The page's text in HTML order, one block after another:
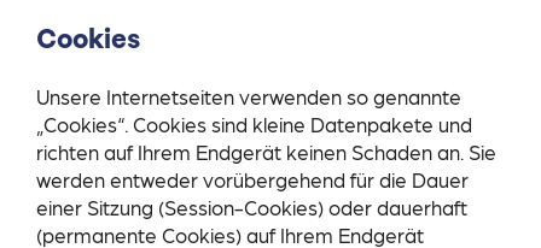
Cookies
Unsere Internetseiten verwenden so genannte
„Cookies“. Cookies sind kleine Datenpakete und
richten auf Ihrem Endgerät keinen Schaden an. Sie
werden entweder vorübergehend für die Dauer
einer Sitzung (Session-Cookies) oder dauerhaft
(permanente Cookies) auf Ihrem Endgerät